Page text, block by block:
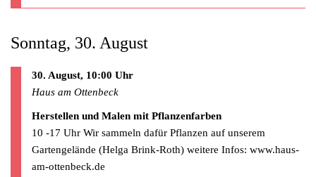
Sonntag, 30. August
30. August, 10:00 Uhr
Haus am Ottenbeck
Herstellen und Malen mit Pflanzenfarben
10 -17 Uhr Wir sammeln dafür Pflanzen auf unserem
Gartengelände (Helga Brink-Roth) weitere Infos: www.haus-
am-ottenbeck.de